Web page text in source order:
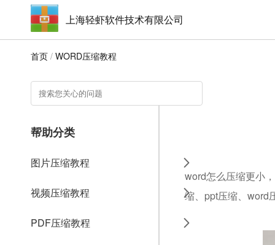
上海轻虾软件技术有限公司
首页 / WORD压缩教程
帮助分类
图片压缩教程
视频压缩教程
PDF压缩教程
word怎么压缩更小
缩、ppt压缩、word